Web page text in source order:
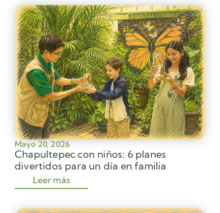
Mayo 20, 2026
Chapultepec con niños: 6 planes
divertidos para un día en familia
Leer más